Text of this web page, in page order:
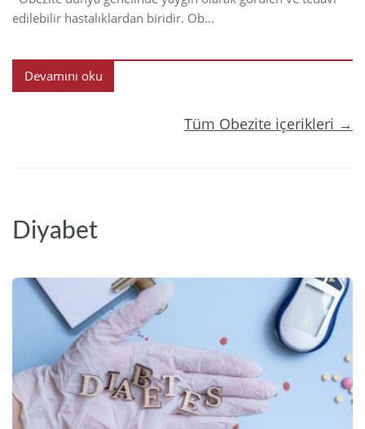
edilebilir hastalıklardan biridir. Ob...
Devamını oku
Tüm Obezite içerikleri →
Diyabet
2025